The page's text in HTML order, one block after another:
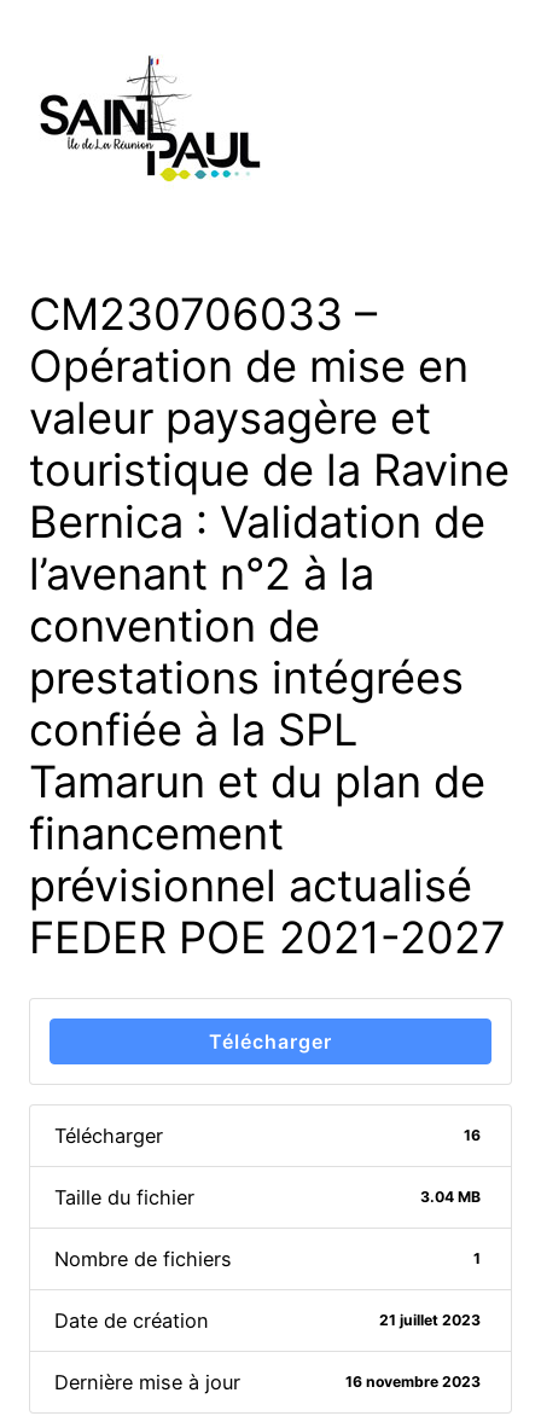
CM230706033 –
Opération de mise en
valeur paysagère et
touristique de la Ravine
Bernica : Validation de
l’avenant n°2 à la
convention de
prestations intégrées
confiée à la SPL
Tamarun et du plan de
financement
prévisionnel actualisé
FEDER POE 2021-2027
Télécharger
Télécharger 16
Taille du fichier 3.04 MB
Nombre de fichiers 1
Date de création 21 juillet 2023
Dernière mise à jour 16 novembre 2023